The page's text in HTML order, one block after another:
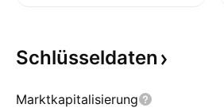
Schlüsseldaten
Marktkapitalisierung